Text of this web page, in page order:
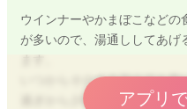
ウインナーやかまぼこなど
が多いので、湯通ししてあげ
いつからそのまま与えても良
過ぎから少量であれば湯通し
アプリ